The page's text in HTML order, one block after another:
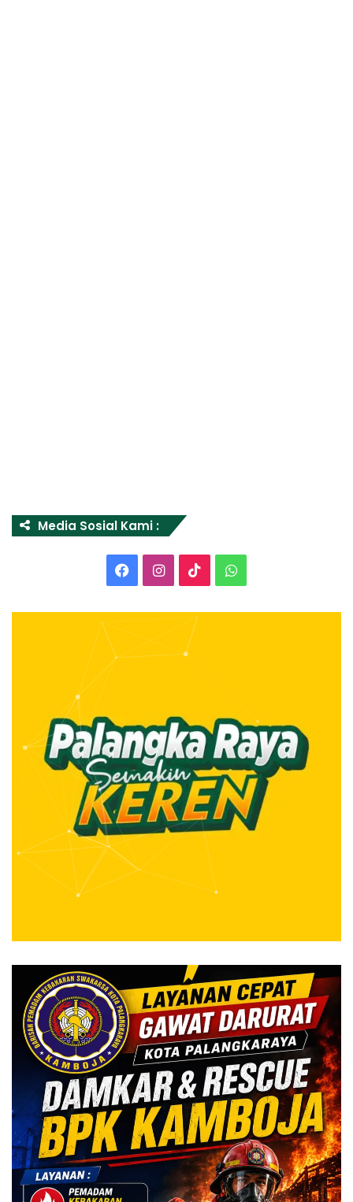
Media Sosial Kami :
FacebookInstagram
TikTokWhatsApp